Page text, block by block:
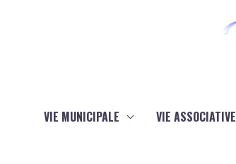
VIE MUNICIPALE VIE ASSOCIATIVE